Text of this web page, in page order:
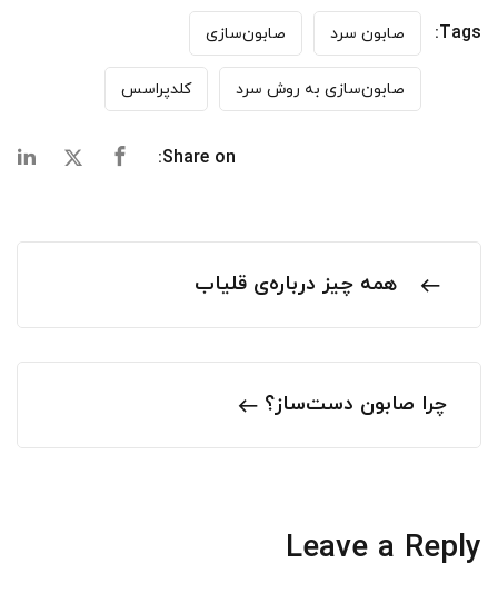
Tags: صابون سرد صابون‌سازی
صابون‌سازی به روش سرد کلدپراسس
Share on:
همه چیز درباره‌ی قلیاب
چرا صابون دست‌ساز؟
Leave a Reply